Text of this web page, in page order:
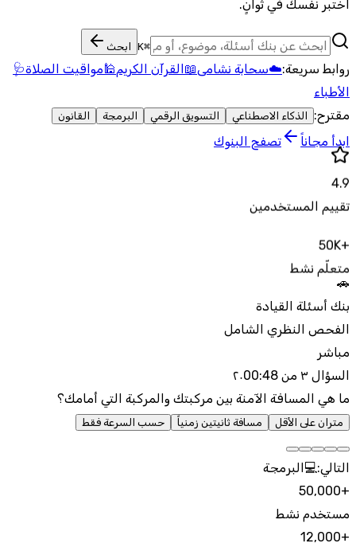
اختبر نفسك في ثوانٍ.
⌘K ابحث
روابط سريعة:☁️سحابة نشامى📖القرآن الكريم🕌مواقيت الصلاة🩺
الأطباء
مقترح:
الذكاء الاصطناعي التسويق الرقمي البرمجة القانون
ابدأ مجاناً تصفح البنوك
4.9
تقييم المستخدمين
+50K
متعلّم نشط
🚗
بنك أسئلة القيادة
الفحص النظري الشامل
مباشر
السؤال ٣ من ٢٠
00:48
ما هي المسافة الآمنة بين مركبتك والمركبة التي أمامك؟
متران على الأقل مسافة ثانيتين زمنياً حسب السرعة فقط
التالي:💻البرمجة
+
50,000
مستخدم نشط
+
12,000